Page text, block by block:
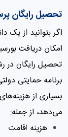
تحصیل رایگان
اگر بتوانید از یک
امکان دریافت
تحصیل رایگان در
برنامه حمایتی
بسیاری از
می‌دهد، از جمله:
هزینه اقامت